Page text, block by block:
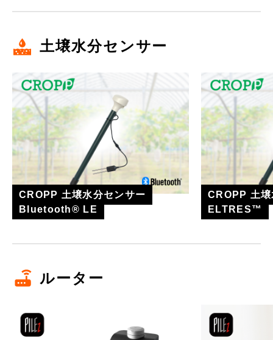
土壌水分センサー
CROPP 土壌水分センサー
Bluetooth® LE
CROPP 土
ELTRES™
ルーター